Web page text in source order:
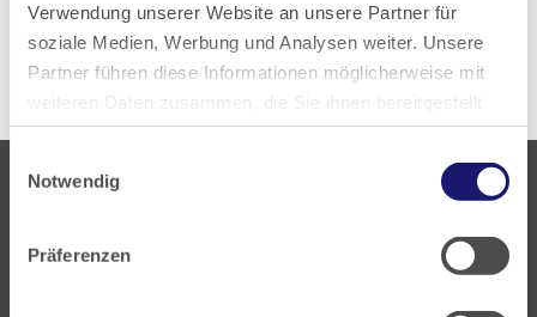
Verwendung unserer Website an unsere Partner für
soziale Medien, Werbung und Analysen weiter. Unsere
Partner führen diese Informationen möglicherweise mit
haben oder die sie im Rahmen Ihrer Nutzung der Dienste
Notwendig
Präferenzen
Zurück zur Übersicht